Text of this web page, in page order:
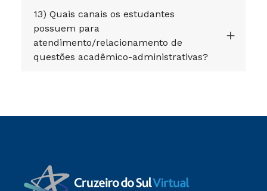
13) Quais canais os estudantes
possuem para
atendimento/relacionamento de
questões acadêmico-administrativas?